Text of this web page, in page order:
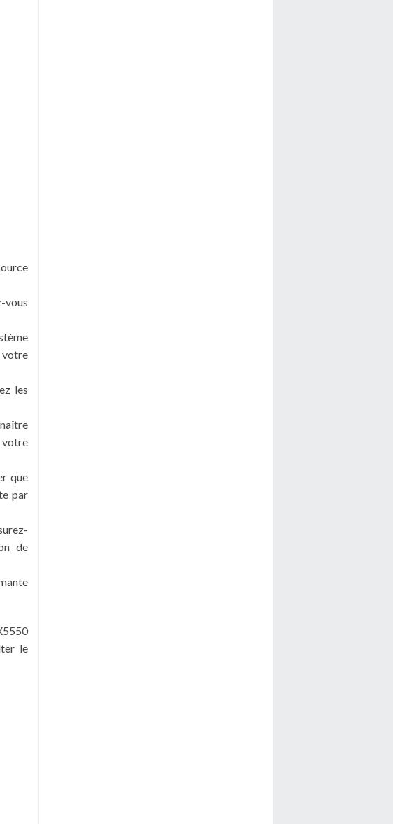
vous
votre
les
que
par
de
le